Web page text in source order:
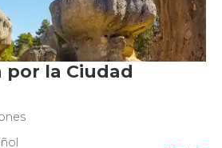
la Ciudad